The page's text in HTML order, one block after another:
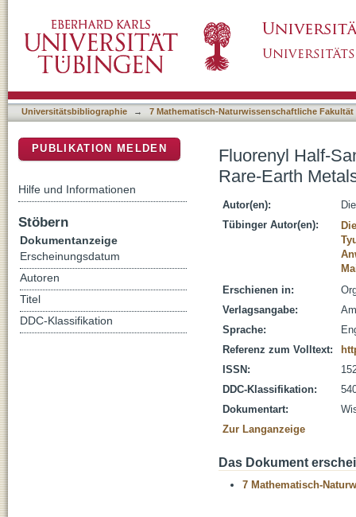
Synthesis, Structure, and Isoprene
Universitätsbibliographie → 7 Mathematisch-Naturwissenschaftliche Fakultät
Fluorenyl Half-
Rare-Earth
Autor(en):
Tübinger Autor(en):
Erschienen in:
Verlagsangabe:
Sprache:
Referenz zum Volltext:
ISSN:
DDC-Klassifikation:
Dokumentart:
Zur Langanzeige
Das Dokument
7 Mathematisch-
PUBLIKATION MELDEN
Hilfe und Informationen
Stöbern
Dokumentanzeige
Erscheinungsdatum
Autoren
Titel
DDC-Klassifikation